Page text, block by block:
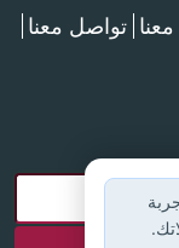
تواصل معنا